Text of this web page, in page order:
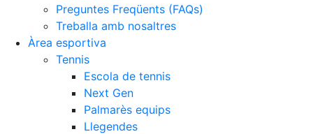
Preguntes Freqüents (FAQs)
Treballa amb nosaltres
Àrea esportiva
Tennis
Escola de tennis
Next Gen
Palmarès equips
Llegendes